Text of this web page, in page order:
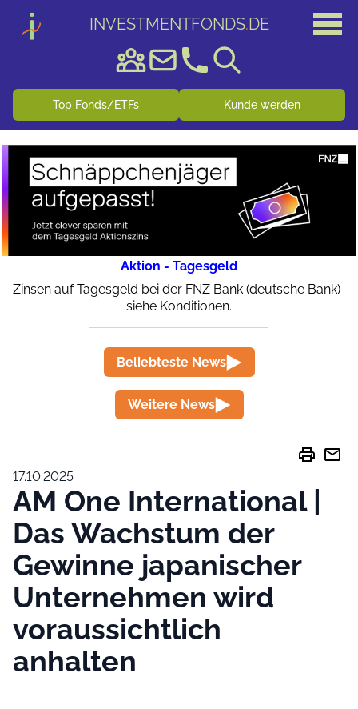
INVESTMENTFONDS.DE
Top Fonds/ETFs Kunde werden
Aktion - Tagesgeld
Zinsen auf Tagesgeld bei der FNZ Bank (deutsche Bank)-
siehe Konditionen.
Beliebteste News
Weitere News
print mail
17.10.2025
AM One International |
Das Wachstum der
Gewinne japanischer
Unternehmen wird
voraussichtlich
anhalten